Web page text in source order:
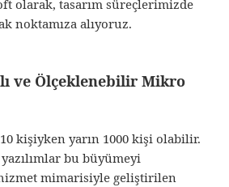
olarak, tasarım süreçlerimizde
noktamıza alıyoruz.
ve Ölçeklenebilir Mikro
kişiyken yarın 1000 kişi olabilir.
bu büyümeyi
mimarisiyle geliştirilen